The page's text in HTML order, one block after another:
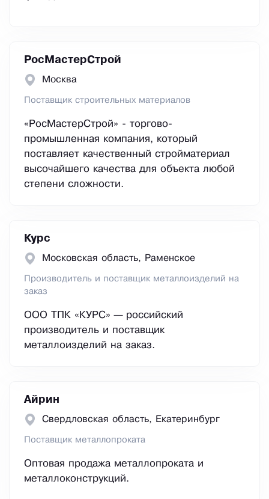
РосМастерСтрой
Москва
Поставщик строительных материалов
«РосМастерСтрой» - торгово-
промышленная компания, который
поставляет качественный стройматериал
высочайшего качества для объекта любой
степени сложности.
Курс
Московская область, Раменское
Производитель и поставщик металлоизделий на
заказ
ООО ТПК «КУРС» — российский
производитель и поставщик
металлоизделий на заказ.
Айрин
Свердловская область, Екатеринбург
Поставщик металлопроката
Оптовая продажа металлопроката и
металлоконструкций.